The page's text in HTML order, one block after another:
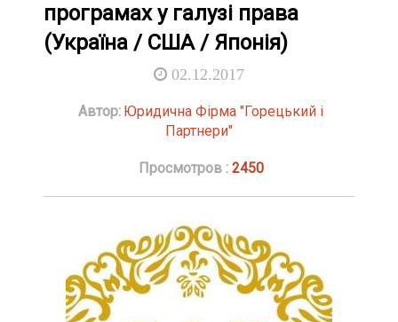
програмах у галузі права
(Україна / США / Японія)
02.12.2017
Автор: Юридична Фірма "Горецький і
Партнери"
Просмотров : 2450